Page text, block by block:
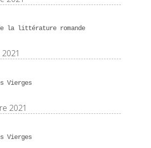
la littérature romande
Vierges
2021
Vierges